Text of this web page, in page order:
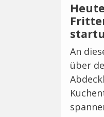
An
über